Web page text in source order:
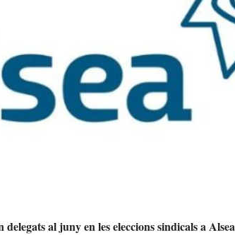
al juny en les eleccions sindicals a Alsea